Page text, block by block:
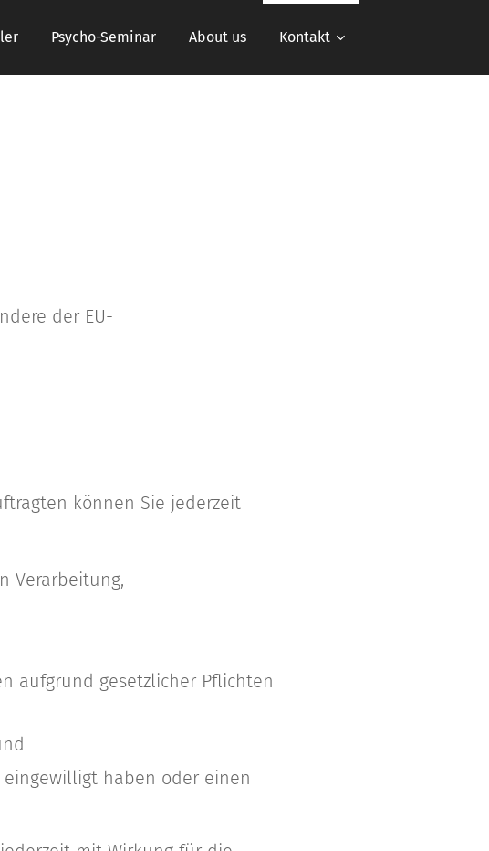
Psycho-Seminar About us Kontakt
der EU-
können Sie jederzeit
Verarbeitung,
aufgrund gesetzlicher Pflichten
haben oder einen